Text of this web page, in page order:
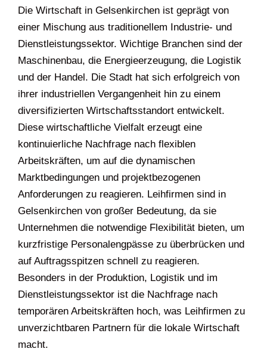
Die Wirtschaft in Gelsenkirchen ist geprägt von
einer Mischung aus traditionellem Industrie- und
Dienstleistungssektor. Wichtige Branchen sind der
Maschinenbau, die Energieerzeugung, die Logistik
und der Handel. Die Stadt hat sich erfolgreich von
ihrer industriellen Vergangenheit hin zu einem
diversifizierten Wirtschaftsstandort entwickelt.
Diese wirtschaftliche Vielfalt erzeugt eine
kontinuierliche Nachfrage nach flexiblen
Arbeitskräften, um auf die dynamischen
Marktbedingungen und projektbezogenen
Anforderungen zu reagieren. Leihfirmen sind in
Gelsenkirchen von großer Bedeutung, da sie
Unternehmen die notwendige Flexibilität bieten, um
kurzfristige Personalengpässe zu überbrücken und
auf Auftragsspitzen schnell zu reagieren.
Besonders in der Produktion, Logistik und im
Dienstleistungssektor ist die Nachfrage nach
temporären Arbeitskräften hoch, was Leihfirmen zu
unverzichtbaren Partnern für die lokale Wirtschaft
macht.